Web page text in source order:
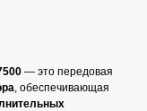
— это передовая
, обеспечивающая